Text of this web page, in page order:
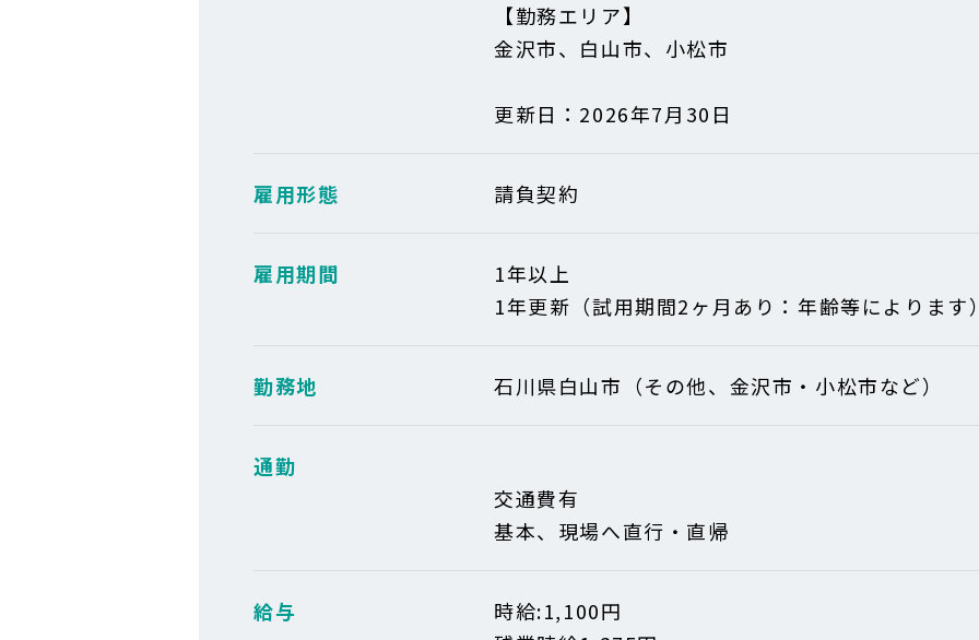
【勤務エリア】
金沢市、白山市、小松市
更新日：2026年7月30日
雇用形態 請負契約
雇用期間
1年以上
1年更新（試用期間2ヶ月あり：年齢等によります
勤務地 石川県白山市（その他、金沢市・小松市など）
通勤
交通費有
基本、現場へ直行・直帰
給与
時給:1,100円